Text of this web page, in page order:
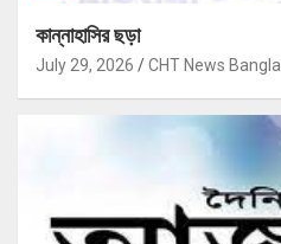
কান্নাহাসির ছড়া
July 29, 2026 CHT News Bangla